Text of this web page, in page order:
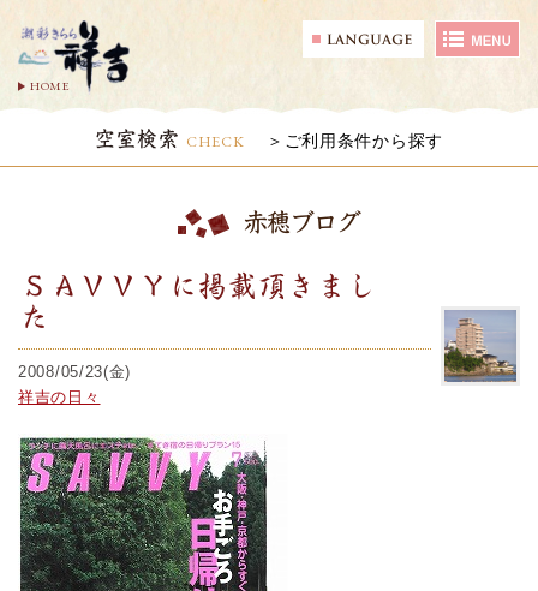
HOME
空室検索 CHECK ご利用条件から探す
赤穂ブログ
ＳＡＶＶＹに掲載頂きまし
た
2008/05/23(金)
祥吉の日々